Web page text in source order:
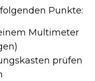
Punkte:
Multimeter
prüfen